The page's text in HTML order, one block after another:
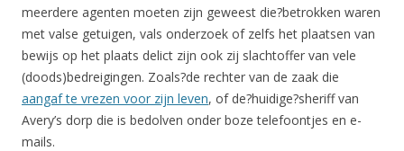
meerdere agenten moeten zijn geweest die?betrokken waren
met valse getuigen, vals onderzoek of zelfs het plaatsen van
bewijs op het plaats delict zijn ook zij slachtoffer van vele
(doods)bedreigingen. Zoals?de rechter van de zaak die
aangaf te vrezen voor zijn leven, of de?huidige?sheriff van
Avery’s dorp die is bedolven onder boze telefoontjes en e-
mails.